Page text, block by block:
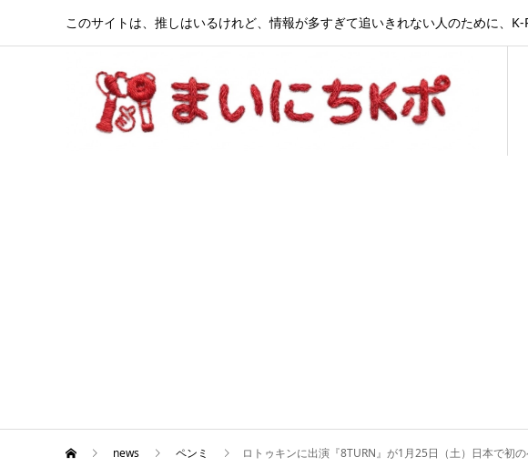
このサイトは、推しはいるけれど、情報が多すぎて追いきれない人のために、
news ペンミ ロトゥキンに出演『8TURN』が1月25日（土）日本で初